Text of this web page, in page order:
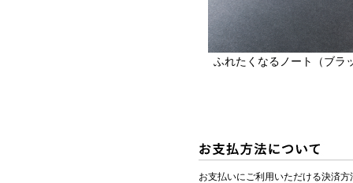
ふれたくなるノート（ブラ
お支払いにご利用いただける決済